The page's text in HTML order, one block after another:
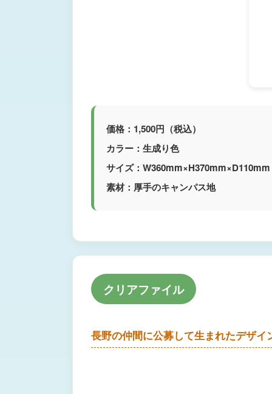
価格：1,500円（税込）
カラー：生成り色
サイズ：W360mm×H370mm×D110mm
素材：厚手のキャンパス地
クリアファイル
長野の仲間に公募して生まれたデザ